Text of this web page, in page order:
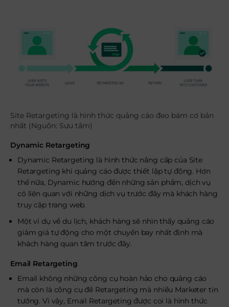
Site Retargeting là hình thức quảng cáo đeo bám cơ bản
nhất (Nguồn: Sưu tầm)
Dynamic Retargeting
Dynamic Retargeting là hình thức nâng cấp của Site
Retargeting khi quảng cáo được thiết lập tự động. Hơn
thế nữa, Dynamic hướng đến những sản phẩm, dịch vụ
có liên quan với những dịch vụ trước đây mà khách hàng
truy cập trang web.
Một ví dụ về du lịch, khách hàng sẽ nhìn thấy quảng cáo
giảm giá tự động cho một chuyến bay nhất định mà
khách hàng quan tâm trước đây.
Email Retargeting
Email không những công cụ hoàn hảo cho quảng cáo
mà còn là công cụ để Retargeting mà nhiều Marketer tin
tưởng. Vì vậy, Email Retargeting được coi là hình thức